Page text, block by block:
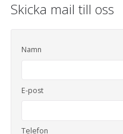
Skicka mail till oss
Namn
E-post
Telefon